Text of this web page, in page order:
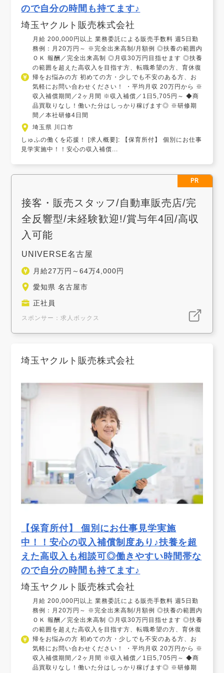
ので自分の時間も持てます♪
埼玉ヤクルト販売株式会社
月給 200,000円以上 業務委託による販売手数料 週5日勤
務例：月20万円～ ※完全出来高制/月額例 ◎扶養の範囲内
ＯＫ 報酬／完全出来高制 ◎月収30万円目指せます ◎扶養
の範囲を超えた高収入を目指す方、転職希望の方、育休復
帰をお悩みの方 初めての方・少しでも不安のある方、お
気軽にお問い合わせください！ ・平均月収 20万円から ※
収入補償期間／2ヶ月間 ※収入補償／1日5,705円～ ◆商
品買取りなし！働いた分はしっかり稼げます◎ ※研修期
間／本社研修4日間
埼玉県 川口市
しゅふの働くを応援！ [求人概要]: 【保育所付】 個別にお仕事
見学実施中！！安心の収入補償...
PR
接客・販売スタッフ/自動車販売店/完
全反響型/未経験歓迎!/賞与年4回/高収
入可能
UNIVERSE名古屋
月給27万円～64万4,000円
愛知県 名古屋市
正社員
スポンサー：求人ボックス
埼玉ヤクルト販売株式会社
【保育所付】 個別にお仕事見学実施
中！！安心の収入補償制度あり♪扶養を超
えた高収入も相談可◎働きやすい時間帯な
ので自分の時間も持てます♪
埼玉ヤクルト販売株式会社
月給 200,000円以上 業務委託による販売手数料 週5日勤
務例：月20万円～ ※完全出来高制/月額例 ◎扶養の範囲内
ＯＫ 報酬／完全出来高制 ◎月収30万円目指せます ◎扶養
の範囲を超えた高収入を目指す方、転職希望の方、育休復
帰をお悩みの方 初めての方・少しでも不安のある方、お
気軽にお問い合わせください！ ・平均月収 20万円から ※
収入補償期間／2ヶ月間 ※収入補償／1日5,705円～ ◆商
品買取りなし！働いた分はしっかり稼げます◎ ※研修期